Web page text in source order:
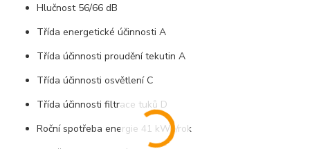
Hlučnost 56/66 dB
Třída energetické účinnosti A
Třída účinnosti proudění tekutin A
Třída účinnosti osvětlení C
Třída účinnosti filtrace tuků D
Roční spotřeba energie 41 kWh/rok